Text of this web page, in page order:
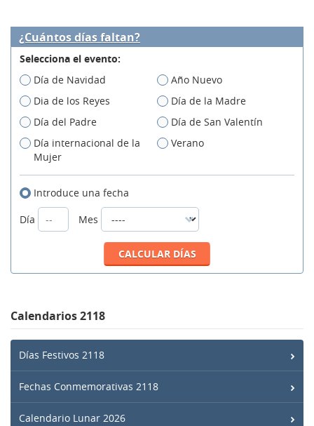
¿Cuántos días faltan?
Selecciona el evento:
Día de Navidad
Año Nuevo
Dia de los Reyes
Día de la Madre
Día del Padre
Día de San Valentín
Día internacional de la
Mujer
Verano
Introduce una fecha
Día
Mes
Calendarios 2118
Días Festivos 2118
Fechas Conmemorativas 2118
Calendario Lunar 2026